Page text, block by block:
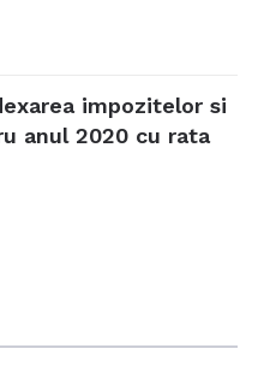
impozitelor si
anul 2020 cu rata